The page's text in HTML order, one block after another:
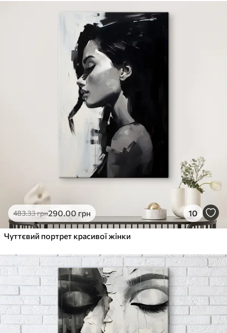
483.33грн290.00 грн 10
Чуттєвий портрет красивої жінки